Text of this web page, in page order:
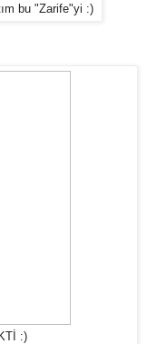
bu "Zarife"yi :)
:)